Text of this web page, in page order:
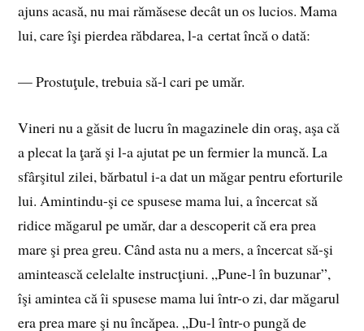
ajuns acasă, nu mai rămăsese decât un os lucios. Mama
lui, care îşi pierdea răbdarea, l-a certat încă o dată:
— Prostuţule, trebuia să-l cari pe umăr.
Vineri nu a găsit de lucru în magazinele din oraş, aşa că
a plecat la ţară şi l-a ajutat pe un fermier la muncă. La
sfârşitul zilei, bărbatul i-a dat un măgar pentru eforturile
lui. Amintindu-şi ce spusese mama lui, a încercat să
ridice măgarul pe umăr, dar a descoperit că era prea
mare şi prea greu. Când asta nu a mers, a încercat să-şi
amintească celelalte instrucţiuni. „Pune-l în buzunar”,
îşi amintea că îi spusese mama lui într-o zi, dar măgarul
era prea mare şi nu încăpea. „Du-l într-o pungă de